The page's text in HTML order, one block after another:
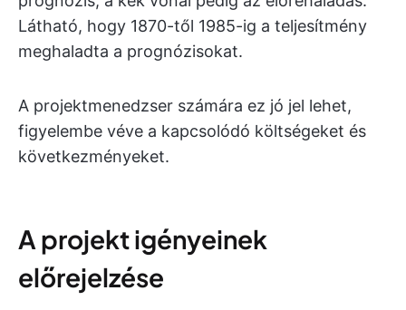
Látható, hogy 1870-től 1985-ig a teljesítmény
meghaladta a prognózisokat.
A projektmenedzser számára ez jó jel lehet,
figyelembe véve a kapcsolódó költségeket és
következményeket.
A projekt igényeinek
előrejelzése